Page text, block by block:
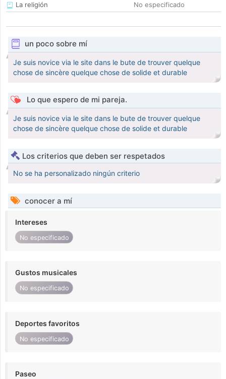
La religión
No especificado
un poco sobre mí
Je suis novice via le site dans le bute de trouver quelque
chose de sincère quelque chose de solide et durable
Lo que espero de mi pareja.
Je suis novice via le site dans le bute de trouver quelque
chose de sincère quelque chose de solide et durable
Los criterios que deben ser respetados
No se ha personalizado ningún criterio
conocer a mí
Intereses
No especificado
Gustos musicales
No especificado
Deportes favoritos
No especificado
Paseo